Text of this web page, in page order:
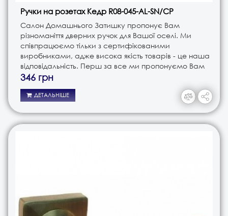
Ручки на розетах Кедр R08-045-AL-SN/CP
Салон Домашнього Затишку пропонує Вам
різноманіття дверних ручок для Вашої оселі. Ми
співпрацюємо тільки з сертифікованими
виробниками, адже висока якість товарів - це наша
відповідальність. Перш за все ми пропонуємо Вам
ручки різного типу. Це і ручки на планці, і ручки на
розеті, і ручки кноби. В з..
346 грн
ДЕТАЛЬНІШЕ